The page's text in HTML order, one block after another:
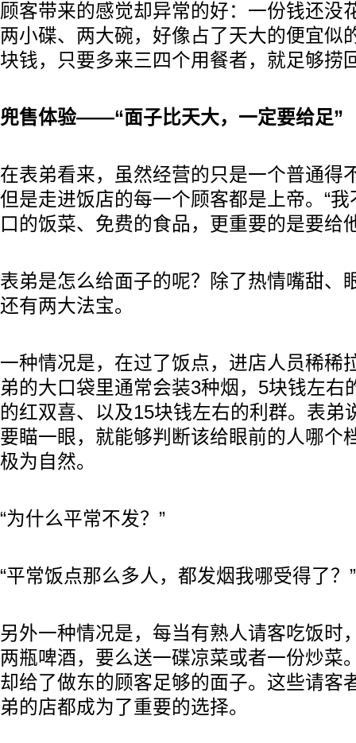
顾客带来的感觉却异常的好：一份钱还没
两小碟、两大碗，好像占了天大的便宜似
块钱，只要多来三四个用餐者，就足够捞
兜售体验——“面子比天大，一定要给足”
在表弟看来，虽然经营的只是一个普通得
但是走进饭店的每一个顾客都是上帝。“
口的饭菜、免费的食品，更重要的是要给
表弟是怎么给面子的呢？除了热情嘴甜、
还有两大法宝。
一种情况是，在过了饭点，进店人员稀稀
弟的大口袋里通常会装3种烟，5块钱左右
的红双喜、以及15块钱左右的利群。表弟
要瞄一眼，就能够判断该给眼前的人哪个
极为自然。
“为什么平常不发？”
“平常饭点那么多人，都发烟我哪受得了？”
另外一种情况是，每当有熟人请客吃饭时
两瓶啤酒，要么送一碟凉菜或者一份炒菜
却给了做东的顾客足够的面子。这些请客
弟的店都成为了重要的选择。